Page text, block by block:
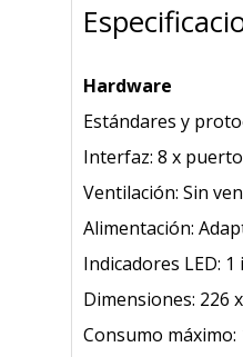
Hardware
Estándares y
Interfaz: 8 x
Ventilación: Sin
Alimentación:
Indicadores LED:
Dimensiones: 226
Consumo máximo: